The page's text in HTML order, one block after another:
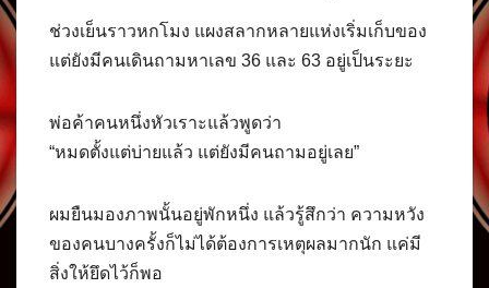
ช่วงเย็นราวหกโมง แผงสลากหลายแห่งเริ่มเก็บของ
แต่ยังมีคนเดินถามหาเลข 36 และ 63 อยู่เป็นระยะ
พ่อค้าคนหนึ่งหัวเราะแล้วพูดว่า
“หมดตั้งแต่บ่ายแล้ว แต่ยังมีคนถามอยู่เลย”
ผมยืนมองภาพนั้นอยู่พักหนึ่ง แล้วรู้สึกว่า ความหวัง
ของคนบางครั้งก็ไม่ได้ต้องการเหตุผลมากนัก แค่มี
สิ่งให้ยึดไว้ก็พอ